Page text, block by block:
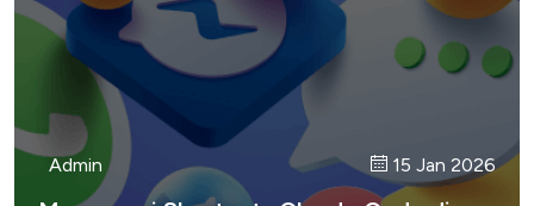
Admin 17 Jan 2026
Admin 15 Jan 2026
Admin 14 Jan 2026